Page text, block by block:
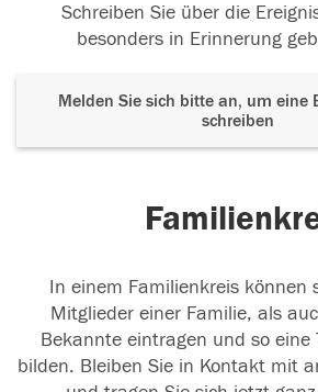
Schreiben Sie über die
besonders in Erinnerung
Melden Sie sich bitte an, um eine
schreiben
In einem Familienkreis können
Mitglieder einer Familie, als
Bekannte eintragen und so eine
bilden. Bleiben Sie in Kontakt mit